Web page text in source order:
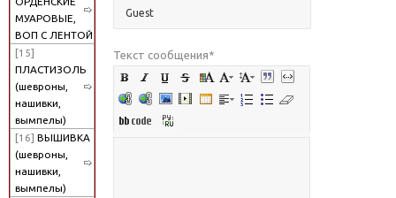
МУАРОВЫЕ,
ВОП С ЛЕНТОЙ
[15]
ПЛАСТИЗОЛЬ
(шевроны,
нашивки,
вымпелы)
[16] ВЫШИВКА
(шевроны,
нашивки,
вымпелы)
Текст сообщения*